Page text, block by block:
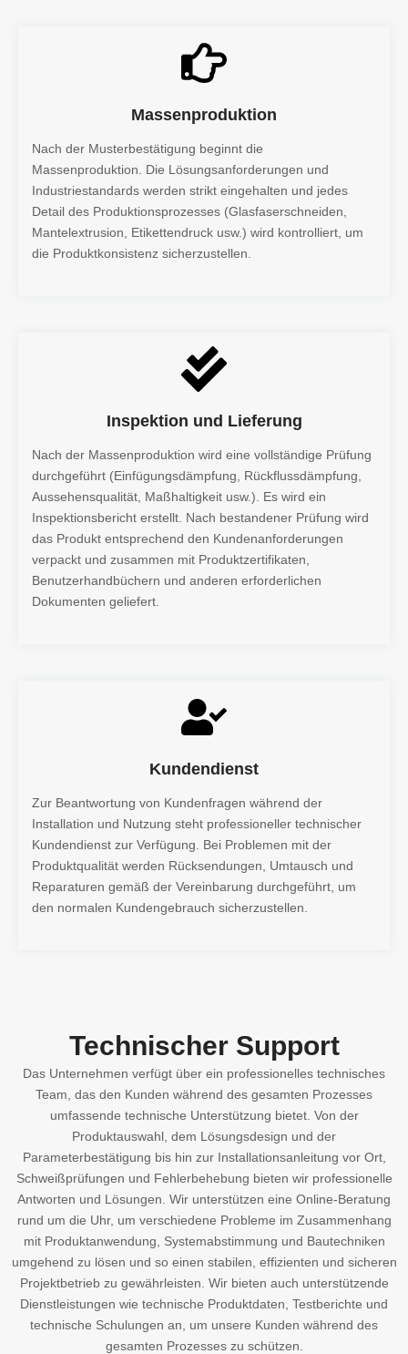
Massenproduktion
Nach der Musterbestätigung beginnt die
Massenproduktion. Die Lösungsanforderungen und
Industriestandards werden strikt eingehalten und jedes
Detail des Produktionsprozesses (Glasfaserschneiden,
Mantelextrusion, Etikettendruck usw.) wird kontrolliert, um
die Produktkonsistenz sicherzustellen.
Inspektion und Lieferung
Nach der Massenproduktion wird eine vollständige Prüfung
durchgeführt (Einfügungsdämpfung, Rückflussdämpfung,
Aussehensqualität, Maßhaltigkeit usw.). Es wird ein
Inspektionsbericht erstellt. Nach bestandener Prüfung wird
das Produkt entsprechend den Kundenanforderungen
verpackt und zusammen mit Produktzertifikaten,
Benutzerhandbüchern und anderen erforderlichen
Dokumenten geliefert.
Kundendienst
Zur Beantwortung von Kundenfragen während der
Installation und Nutzung steht professioneller technischer
Kundendienst zur Verfügung. Bei Problemen mit der
Produktqualität werden Rücksendungen, Umtausch und
Reparaturen gemäß der Vereinbarung durchgeführt, um
den normalen Kundengebrauch sicherzustellen.
Technischer Support
Das Unternehmen verfügt über ein professionelles technisches
Team, das den Kunden während des gesamten Prozesses
umfassende technische Unterstützung bietet. Von der
Produktauswahl, dem Lösungsdesign und der
Parameterbestätigung bis hin zur Installationsanleitung vor Ort,
Schweißprüfungen und Fehlerbehebung bieten wir professionelle
Antworten und Lösungen. Wir unterstützen eine Online-Beratung
rund um die Uhr, um verschiedene Probleme im Zusammenhang
mit Produktanwendung, Systemabstimmung und Bautechniken
umgehend zu lösen und so einen stabilen, effizienten und sicheren
Projektbetrieb zu gewährleisten. Wir bieten auch unterstützende
Dienstleistungen wie technische Produktdaten, Testberichte und
technische Schulungen an, um unsere Kunden während des
gesamten Prozesses zu schützen.